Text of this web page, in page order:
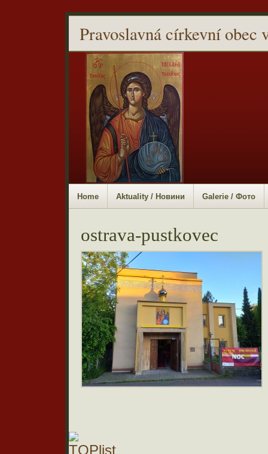
Pravoslavná církevní obec
Home Aktuality / Новини Galerie / Фото
ostrava-pustkovec